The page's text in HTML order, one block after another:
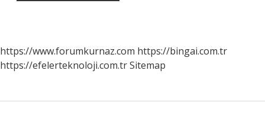
https://www.forumkurnaz.com https://bingai.com.tr
https://efelerteknoloji.com.trSitemap